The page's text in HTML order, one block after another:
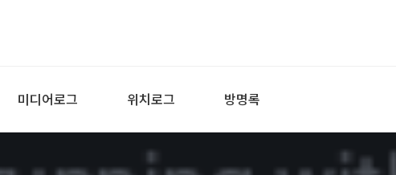
미디어로그 위치로그 방명록